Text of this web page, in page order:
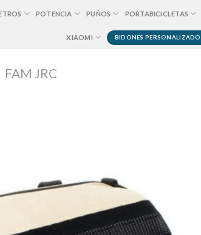
POTENCIA PUÑOS PORTABICICLETAS
XIAOMI BIDONES
FAM JRC